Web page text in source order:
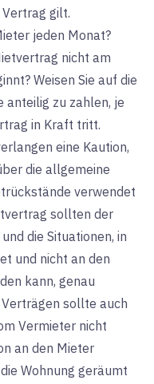
gilt.
jeden Monat?
nicht am
Weisen Sie auf die
anteilig zu zahlen, je
in Kraft tritt.
eine Kaution,
die allgemeine
verwendet
sollten der
die Situationen, in
und nicht an den
kann, genau
sollte auch
Vermieter nicht
an den Mieter
Wohnung geräumt